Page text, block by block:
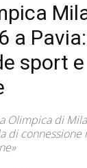
a
sport e
Olimpica di
di connessione